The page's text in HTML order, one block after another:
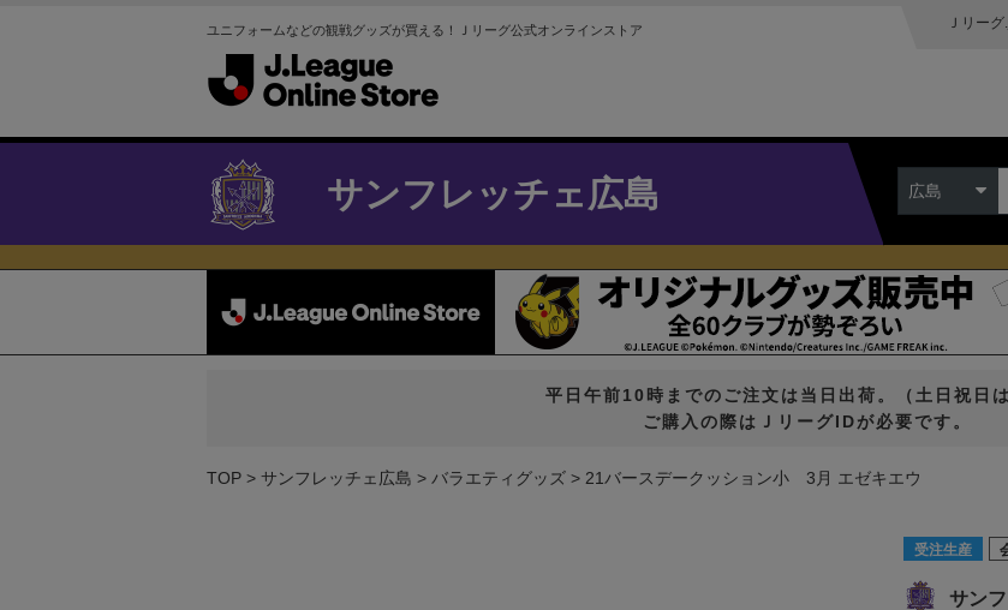
ユニフォームなどの観戦グッズが買える！Ｊリーグ公式オンラインストア Ｊリーグ
サンフレッチェ広島 広島
平日午前10時までのご注文は当日出荷。（土日祝日は
ご購入の際はＪリーグIDが必要です。
TOP サンフレッチェ広島 バラエティグッズ 21バースデークッション小 3月 エゼキエウ
受注生産
サン